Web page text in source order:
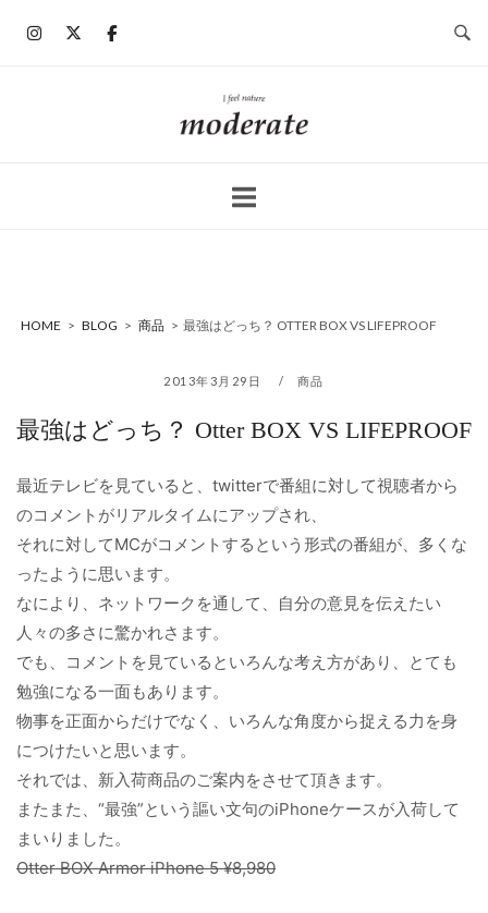
ホ
ー
HOME > BLOG > 商品 > 最強はどっち？ OTTER BOX VS LIFEPROOF
2013年3月29日 商品
最強はどっち？ Otter BOX VS LIFEPROOF
最近テレビを見ていると、twitterで番組に対して視聴者から
のコメントがリアルタイムにアップされ、
それに対してMCがコメントするという形式の番組が、多くな
ったように思います。
なにより、ネットワークを通して、自分の意見を伝えたい
人々の多さに驚かれさます。
でも、コメントを見ているといろんな考え方があり、とても
勉強になる一面もあります。
物事を正面からだけでなく、いろんな角度から捉える力を身
につけたいと思います。
それでは、新入荷商品のご案内をさせて頂きます。
またまた、“最強”という謳い文句のiPhoneケースが入荷して
まいりました。
Otter BOX Armor iPhone 5 ¥8,980